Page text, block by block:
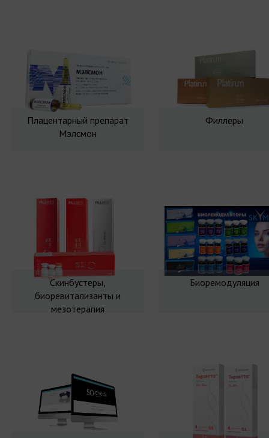
Плацентарный препарат
Мэлсмон
Филлеры
Скинбустеры,
биоревитализанты и
мезотерапия
Биоремодуляция